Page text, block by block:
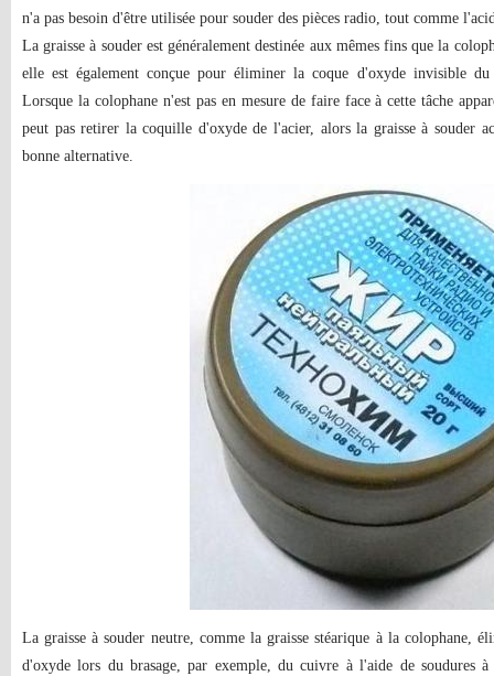
n'a pas besoin d'être utilisée pour souder des pièces radio, tout comme
La graisse à souder est généralement destinée aux mêmes fins que la
elle est également conçue pour éliminer la coque d'oxyde invisible
Lorsque la colophane n'est pas en mesure de faire face à cette tâche
peut pas retirer la coquille d'oxyde de l'acier, alors la graisse à souder
bonne alternative.
La graisse à souder neutre, comme la graisse stéarique à la colophane,
d'oxyde lors du brasage, par exemple, du cuivre à l'aide de soudures à